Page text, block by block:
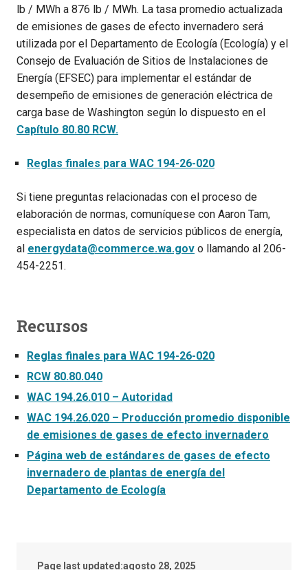
lb / MWh a 876 lb / MWh. La tasa promedio actualizada
de emisiones de gases de efecto invernadero será
utilizada por el Departamento de Ecología (Ecología) y el
Consejo de Evaluación de Sitios de Instalaciones de
Energía (EFSEC) para implementar el estándar de
desempeño de emisiones de generación eléctrica de
carga base de Washington según lo dispuesto en el
Capítulo 80.80 RCW.
Reglas finales para WAC 194-26-020
Si tiene preguntas relacionadas con el proceso de
elaboración de normas, comuníquese con Aaron Tam,
especialista en datos de servicios públicos de energía,
al energydata@commerce.wa.gov o llamando al 206-
454-2251.
Recursos
Reglas finales para WAC 194-26-020
RCW 80.80.040
WAC 194.26.010 – Autoridad
WAC 194.26.020 – Producción promedio disponible
de emisiones de gases de efecto invernadero
Página web de estándares de gases de efecto
invernadero de plantas de energía del
Departamento de Ecología
Page last updated:agosto 28, 2025